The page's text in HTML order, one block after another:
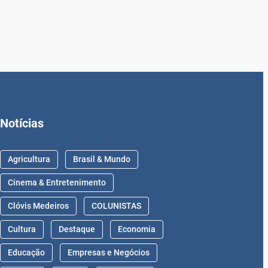
Notícias
Agricultura Brasil & Mundo
Cinema & Entretenimento
Clóvis Medeiros COLUNISTAS
Cultura Destaque Economia
Educação Empresas e Negócios